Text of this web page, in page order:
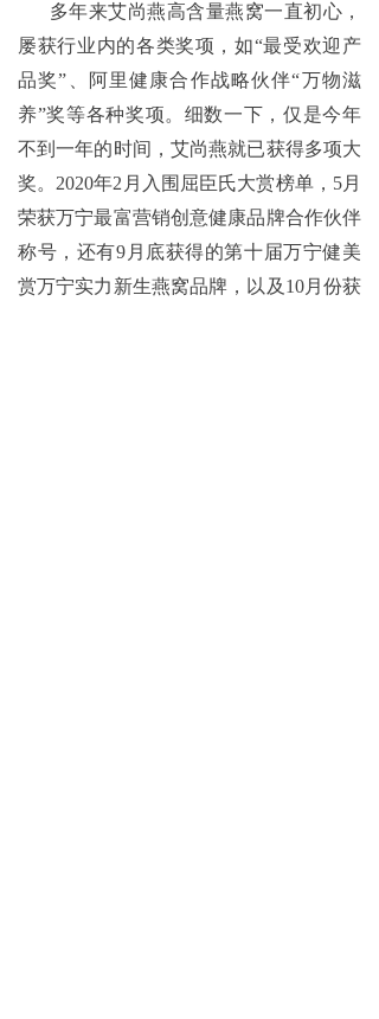
多年来艾尚燕高含量燕窝一直初心 ，
屡获行业内的各类奖项，如“最受欢迎产
品奖”、阿里健康合作战略伙伴“万物滋
养”奖等各种奖项。细数一下，仅是今年
不到一年的时间，艾尚燕就已获得多项大
奖。2020年2月入围屈臣氏大赏榜单，5月
荣获万宁最富营销创意健康品牌合作伙伴
称号，还有9月底获得的第十届万宁健美
赏万宁实力新生燕窝品牌，以及10月份获